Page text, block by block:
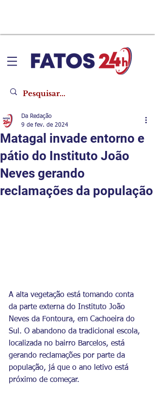
Matagal invade entorno e
pátio do Instituto João
Neves gerando
reclamações da população
Da Redação
9 de fev. de 2024
A alta vegetação está tomando conta
da parte externa do Instituto João
Neves da Fontoura, em Cachoeira do
Sul. O abandono da tradicional escola,
localizada no bairro Barcelos, está
gerando reclamações por parte da
população, já que o ano letivo está
próximo de começar.